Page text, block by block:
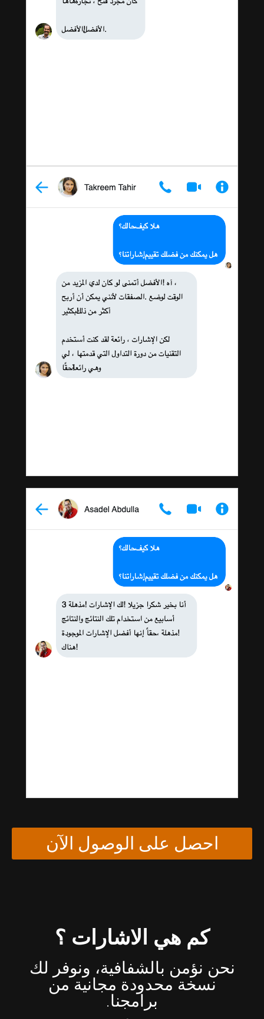
احصل على الوصول الآن
كم هي الاشارات ؟
نحن نؤمن بالشفافية، ونوفر لك
نسخة محدودة مجانية من
برامجنا.